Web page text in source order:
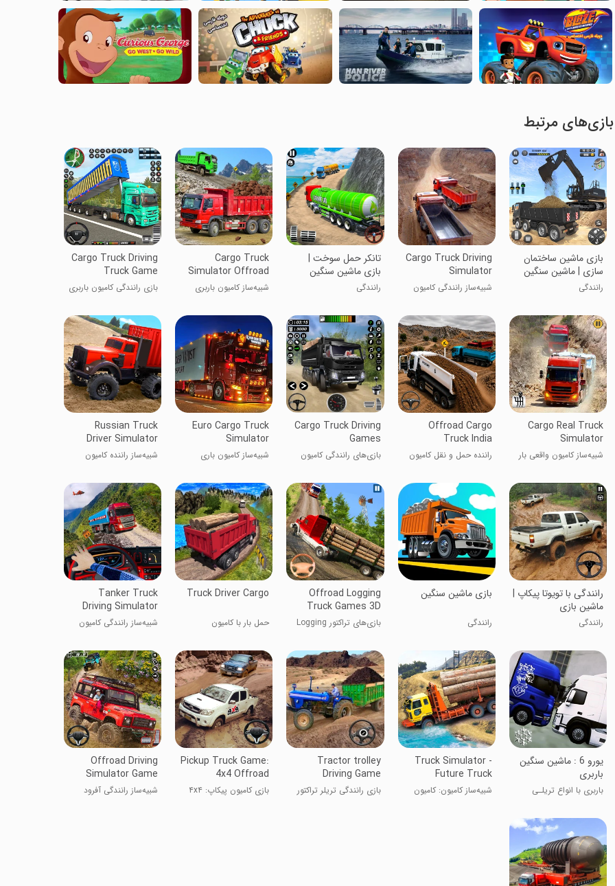
بازی‌های مرتبط
بازی ماشین ساختمان
سازی | ماشین سنگین
رانندگی
Cargo Truck Driving
Simulator
شبیه‌ساز رانندگی کامیون
تانکر حمل سوخت |
بازی ماشین سنگین
رانندگی
Cargo Truck
Simulator Offroad
شبیه‌ساز کامیون باربری
Cargo Truck Driving
Truck Game
بازی رانندگی کامیون باربری
Cargo Real Truck
Simulator
شبیه‌ساز کامیون واقعی بار
Offroad Cargo
Truck India
راننده حمل و نقل کامیون
Cargo Truck Driving
Games
بازی‌های رانندگی کامیون
Euro Cargo Truck
Simulator
شبیه‌ساز کامیون باری
Russian Truck
Driver Simulator
شبیه‌ساز راننده کامیون
رانندگی با تویوتا پیکاپ |
ماشین بازی
رانندگی
بازی ماشین سنگین
رانندگی
Offroad Logging
Truck Games 3D
بازی‌های تراکتور Logging
Truck Driver Cargo
حمل بار با کامیون
Tanker Truck
Driving Simulator
شبیه‌ساز رانندگی کامیون
یورو 6 : ماشین سنگین
باربری
باربری با انواع تریلـی
Truck Simulator -
Future Truck
شبیه‌ساز کامیون: کامیون
Tractor trolley
Driving Game
بازی رانندگی تریلر تراکتور
Pickup Truck Game:
4x4 Offroad
بازی کامیون پیکاپ: ۴x۴
Offroad Driving
Simulator Game
شبیه‌ساز رانندگی آفرود